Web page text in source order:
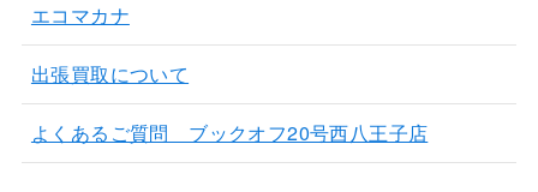
エコマカナ
出張買取について
よくあるご質問 ブックオフ20号西八王子店